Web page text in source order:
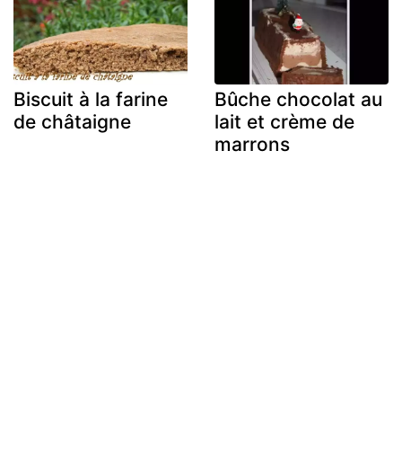
Biscuit à la farine
de châtaigne
Bûche chocolat au
lait et crème de
marrons